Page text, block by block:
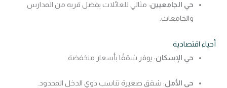
حي الجامعيين: مثالي للعائلات بفضل قربه من المدارس
والجامعات.
أحياء اقتصادية
حي الإسكان: يوفر شققًا بأسعار منخفضة.
حي الأمل: شقق صغيرة تناسب ذوي الدخل المحدود.